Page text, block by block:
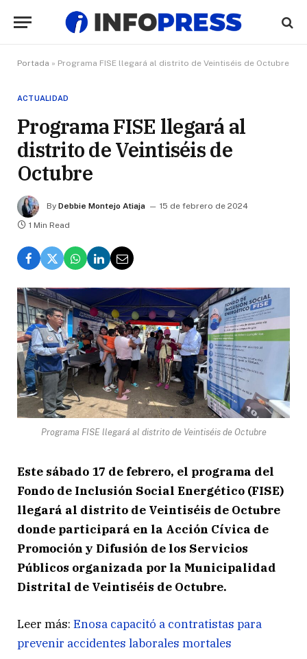
Portada » Programa FISE llegará al distrito de Veintiséis de Octubre
ACTUALIDAD
Programa FISE llegará al
distrito de Veintiséis de
Octubre
By Debbie Montejo Atiaja
15 de febrero de 2024
1 Min Read
Programa FISE llegará al distrito de Veintiséis de Octubre
Este sábado 17 de febrero, el programa del
Fondo de Inclusión Social Energético (FISE)
llegará al distrito de Veintiséis de Octubre
donde participará en la Acción Cívica de
Promoción y Difusión de los Servicios
Públicos organizada por la Municipalidad
Distrital de Veintiséis de Octubre.
Leer más: Enosa capacitó a contratistas para
prevenir accidentes laborales mortales